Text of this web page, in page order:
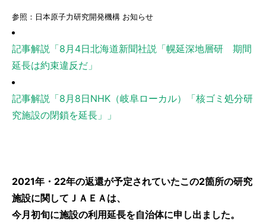
参照：日本原子力研究開発機構 お知らせ
記事解説「8月4日北海道新聞社説「幌延深地層研 期間
延長は約束違反だ」
記事解説「8月8日NHK（岐阜ローカル）「核ゴミ処分研
究施設の閉鎖を延長」」
2021年・22年の返還が予定されていたこの2箇所の研究
施設に関してＪＡＥＡは、
今月初旬に施設の利用延長を自治体に申し出ました。